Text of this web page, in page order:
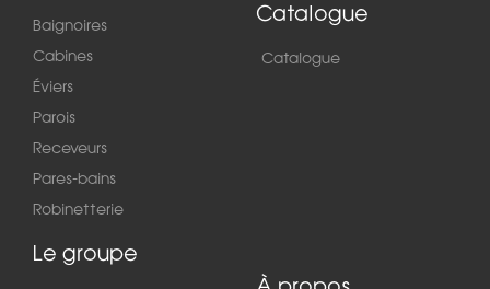
Baignoires
Cabines
Éviers
Parois
Receveurs
Pares-bains
Robinetterie
Catalogue
Catalogue
Le groupe